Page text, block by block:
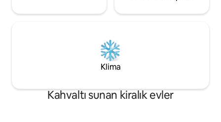
topluluk sanatçılarının meraklı
çizmeyi, ahşap kesimleri ve
mücevherleri nasıl yapacağınızı
öğrenerek içinizdeki sanatçıyı serbest
bırakabilirsiniz. Eski cazibesiyle Baan
kahvenizi yudumlayarak sessiz bir
öğleden sonra geçirmek için mükemmel
Emquartier Alışveriş
Boutique
erişim (Yerel gece
Klima
Kahvaltı sunan kiralık evler